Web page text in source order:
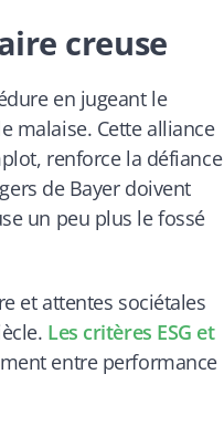
creuse
en jugeant le
malaise. Cette alliance
renforce la défiance
de Bayer doivent
un peu plus le fossé
et attentes sociétales
Les critères ESG et
entre performance